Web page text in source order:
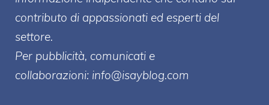
contributo di appassionati ed esperti del
settore.
Per pubblicità, comunicati e
collaborazioni: info@isayblog.com